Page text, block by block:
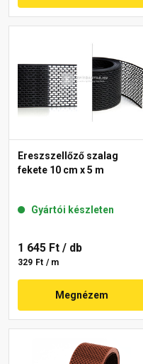
Ereszszellőző szalag
fekete 10 cm x 5 m
Gyártói készleten
1 645 Ft / db
329 Ft / m
Megnézem